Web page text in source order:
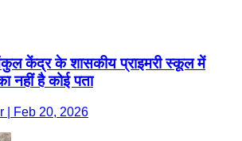
केंद्र के शासकीय प्राइमरी स्कूल में
नहीं है कोई पता
| Feb 20, 2026